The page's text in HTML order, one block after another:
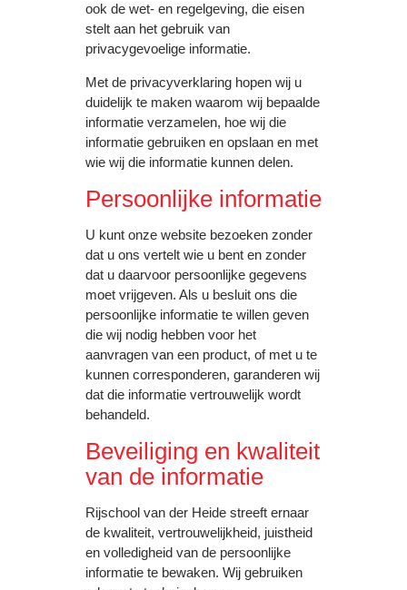
ook de wet- en regelgeving, die eisen
stelt aan het gebruik van
privacygevoelige informatie.
Met de privacyverklaring hopen wij u
duidelijk te maken waarom wij bepaalde
informatie verzamelen, hoe wij die
informatie gebruiken en opslaan en met
wie wij die informatie kunnen delen.
Persoonlijke informatie
U kunt onze website bezoeken zonder
dat u ons vertelt wie u bent en zonder
dat u daarvoor persoonlijke gegevens
moet vrijgeven. Als u besluit ons die
persoonlijke informatie te willen geven
die wij nodig hebben voor het
aanvragen van een product, of met u te
kunnen corresponderen, garanderen wij
dat die informatie vertrouwelijk wordt
behandeld.
Beveiliging en kwaliteit
van de informatie
Rijschool van der Heide streeft ernaar
de kwaliteit, vertrouwelijkheid, juistheid
en volledigheid van de persoonlijke
informatie te bewaken. Wij gebruiken